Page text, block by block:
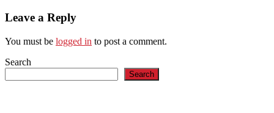
Leave a Reply
You must be logged in to post a comment.
Search
Search